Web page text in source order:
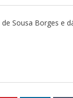
Sousa Borges e